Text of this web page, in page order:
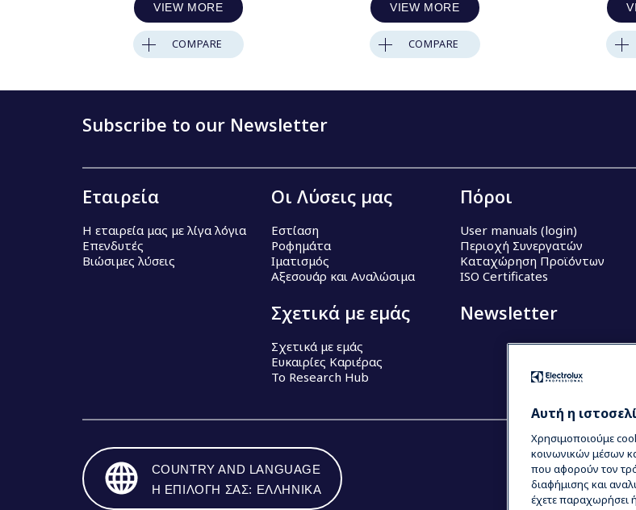
VIEW MORE
COMPARE
VIEW MORE
COMPARE
Subscribe to our Newsletter
Εταιρεία
Η εταιρεία μας με λίγα λόγια
Επενδυτές
Βιώσιμες λύσεις
Οι Λύσεις μας
Εστίαση
Ροφημάτα
Ιματισμός
Αξεσουάρ και Αναλώσιμα
Σχετικά με εμάς
Σχετικά με εμάς
Ευκαιρίες Καριέρας
Το Research Hub
Πόροι
User manuals (login)
Περιοχή Συνεργατών
Καταχώρηση Προϊόντων
ISO Certificates
Newsletter
COUNTRY AND LANGUAGE
Η ΕΠΙΛΟΓΉ ΣΑΣ: ΕΛΛΗΝΙΚΆ
Αυτή η
Χρησιμοποιούμε
κοινωνικών μέσων
που αφορούν τον
διαφήμισης και
έχετε παραχωρήσει